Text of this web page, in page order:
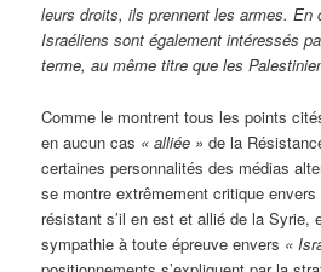
leurs droits, ils prennent les armes. En
Israéliens sont également intéressés
terme, au même titre que les
Comme le montrent tous les points
en aucun cas « alliée » de la
certaines personnalités des médias
se montre extrêmement critique
résistant s’il en est et allié de la Syrie,
sympathie à toute épreuve envers «